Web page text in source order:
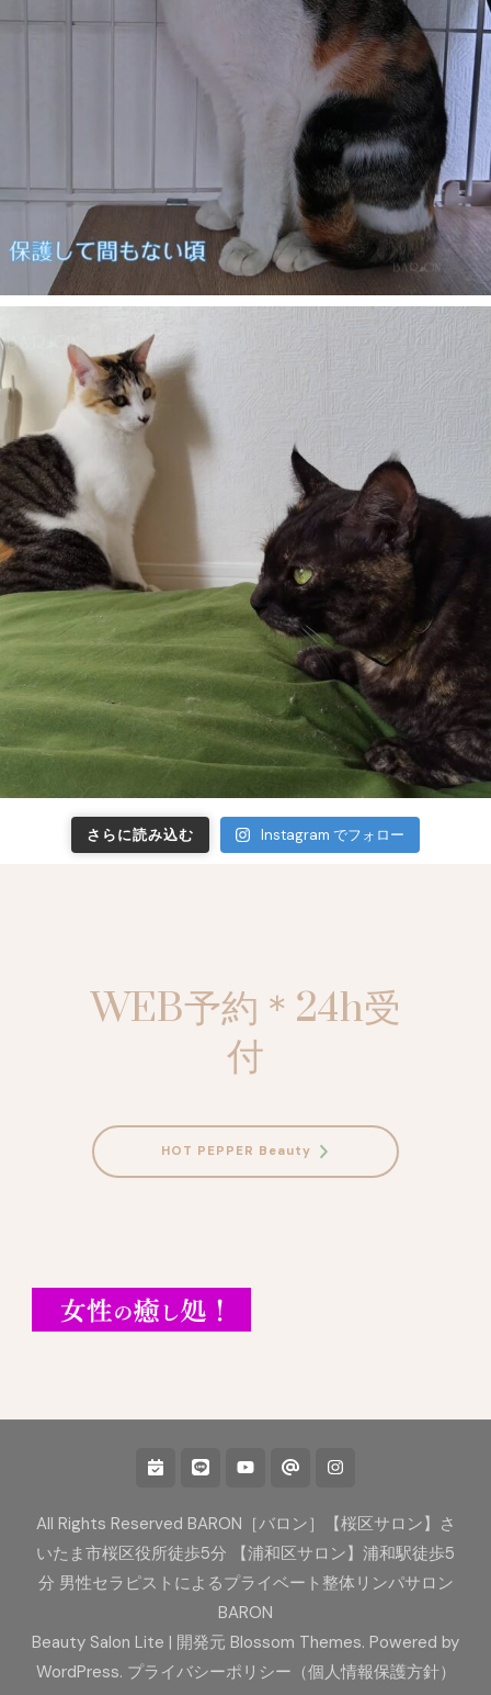
さらに読み込む Instagram でフォロー
WEB予約＊24h受
付
HOT PEPPER Beauty
All Rights Reserved BARON［バロン］【桜区サロン】さ
いたま市桜区役所徒歩5分 【浦和区サロン】浦和駅徒歩5
分 男性セラピストによるプライベート整体リンパサロン
BARON
Beauty Salon Lite | 開発元 Blossom Themes. Powered by
WordPress. プライバシーポリシー（個人情報保護方針）